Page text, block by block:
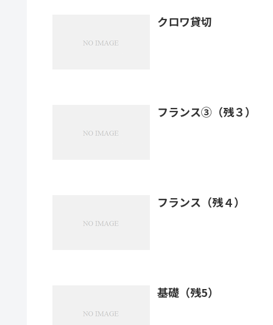
クロワ貸切
フランス③（残３）
フランス（残４）
基礎（残5）